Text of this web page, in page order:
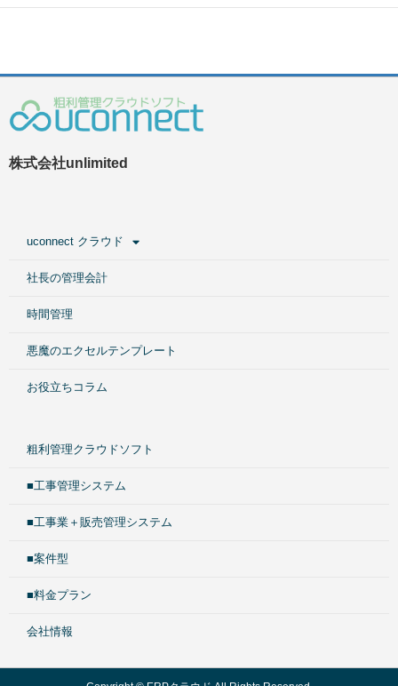
株式会社unlimited
uconnect クラウド
社長の管理会計
時間管理
悪魔のエクセルテンプレート
お役立ちコラム
粗利管理クラウドソフト
■工事管理システム
■工事業＋販売管理システム
■案件型
■料金プラン
会社情報